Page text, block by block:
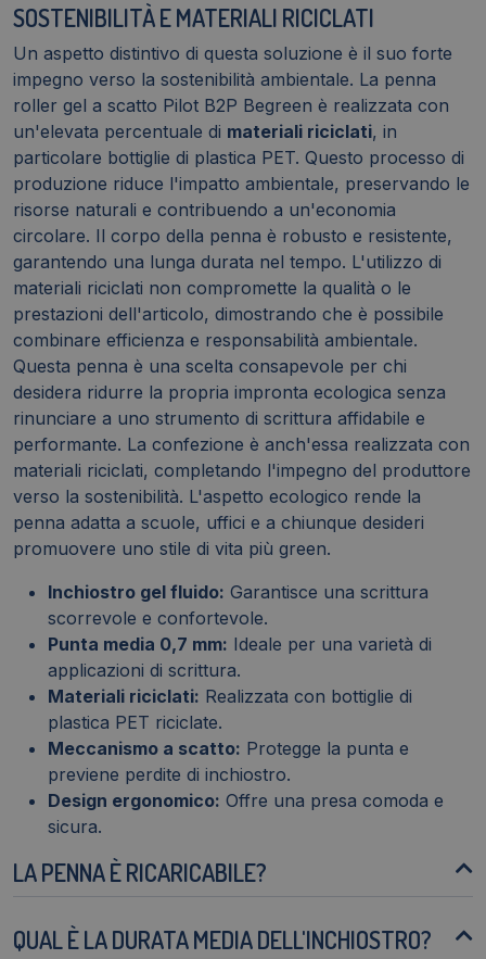
SOSTENIBILITÀ E MATERIALI RICICLATI
Un aspetto distintivo di questa soluzione è il suo forte
impegno verso la sostenibilità ambientale. La penna
roller gel a scatto Pilot B2P Begreen è realizzata con
un'elevata percentuale di materiali riciclati, in
particolare bottiglie di plastica PET. Questo processo di
produzione riduce l'impatto ambientale, preservando le
risorse naturali e contribuendo a un'economia
circolare. Il corpo della penna è robusto e resistente,
garantendo una lunga durata nel tempo. L'utilizzo di
materiali riciclati non compromette la qualità o le
prestazioni dell'articolo, dimostrando che è possibile
combinare efficienza e responsabilità ambientale.
Questa penna è una scelta consapevole per chi
desidera ridurre la propria impronta ecologica senza
rinunciare a uno strumento di scrittura affidabile e
performante. La confezione è anch'essa realizzata con
materiali riciclati, completando l'impegno del produttore
verso la sostenibilità. L'aspetto ecologico rende la
penna adatta a scuole, uffici e a chiunque desideri
promuovere uno stile di vita più green.
Inchiostro gel fluido: Garantisce una scrittura
scorrevole e confortevole.
Punta media 0,7 mm: Ideale per una varietà di
applicazioni di scrittura.
Materiali riciclati: Realizzata con bottiglie di
plastica PET riciclate.
Meccanismo a scatto: Protegge la punta e
previene perdite di inchiostro.
Design ergonomico: Offre una presa comoda e
sicura.
LA PENNA È RICARICABILE?
QUAL È LA DURATA MEDIA DELL'INCHIOSTRO?